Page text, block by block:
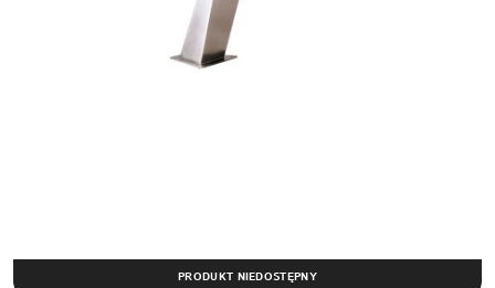
PRODUKT NIEDOSTĘPNY